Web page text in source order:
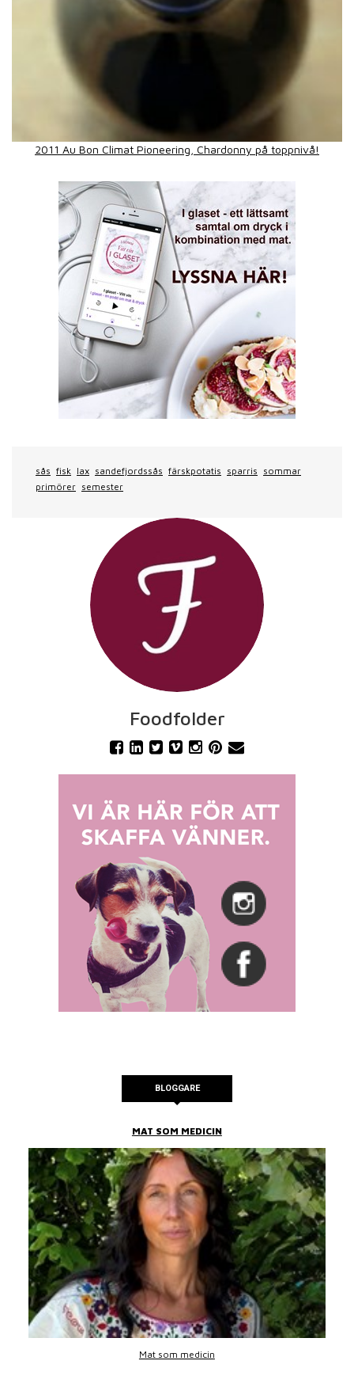
2011 Au Bon Climat Pioneering, Chardonny på toppnivå!
sås fisk lax sandefjordssås färskpotatis sparris sommar
primörer semester
Foodfolder
BLOGGARE
MAT SOM MEDICIN
Mat som medicin